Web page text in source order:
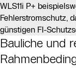
WLS11i P+
Fehlerstromschutz,
günstigen FI-
Bauliche und